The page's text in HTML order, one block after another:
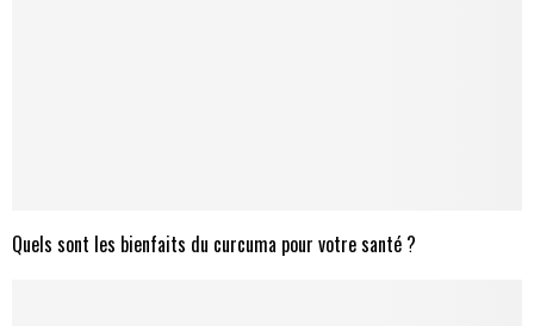
Quels sont les bienfaits du curcuma pour votre santé ?